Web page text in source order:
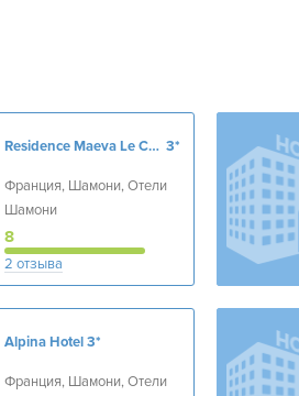
Residence Maeva Le Chamois Blanc 3*
Франция, Шамони, Отели
Шамони
8
2 отзыва
Alpina Hotel3*
Франция, Шамони, Отели